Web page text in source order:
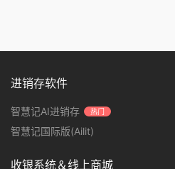
进销存软件
智慧记AI进销存 热门
智慧记国际版(Ailit)
收银系统＆线上商城